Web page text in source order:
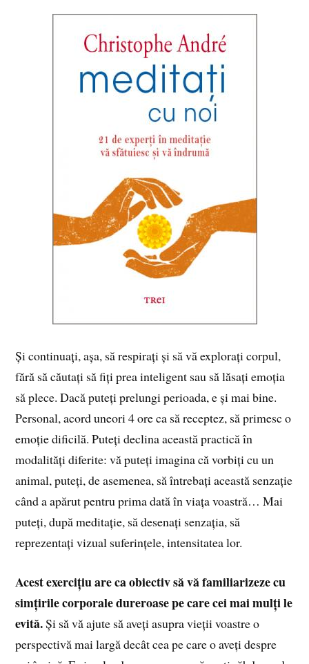
Și continuați, așa, să respirați și să vă explorați corpul,
fără să căutați să fiți prea inteligent sau să lăsați emoția
să plece. Dacă puteți prelungi perioada, e și mai bine.
Personal, acord uneori 4 ore ca să receptez, să primesc o
emoție dificilă. Puteți declina această practică în
modalități diferite: vă puteți imagina că vorbiți cu un
animal, puteți, de asemenea, să întrebați această senzație
când a apărut pentru prima dată în viața voastră… Mai
puteți, după meditație, să desenați senzația, să
reprezentați vizual suferințele, intensitatea lor.
Acest exercițiu are ca obiectiv să vă familiarizeze cu
simțirile corporale dureroase pe care cei mai mulți le
evită.Și să vă ajute să aveți asupra vieții voastre o
perspectivă mai largă decât cea pe care o aveți despre